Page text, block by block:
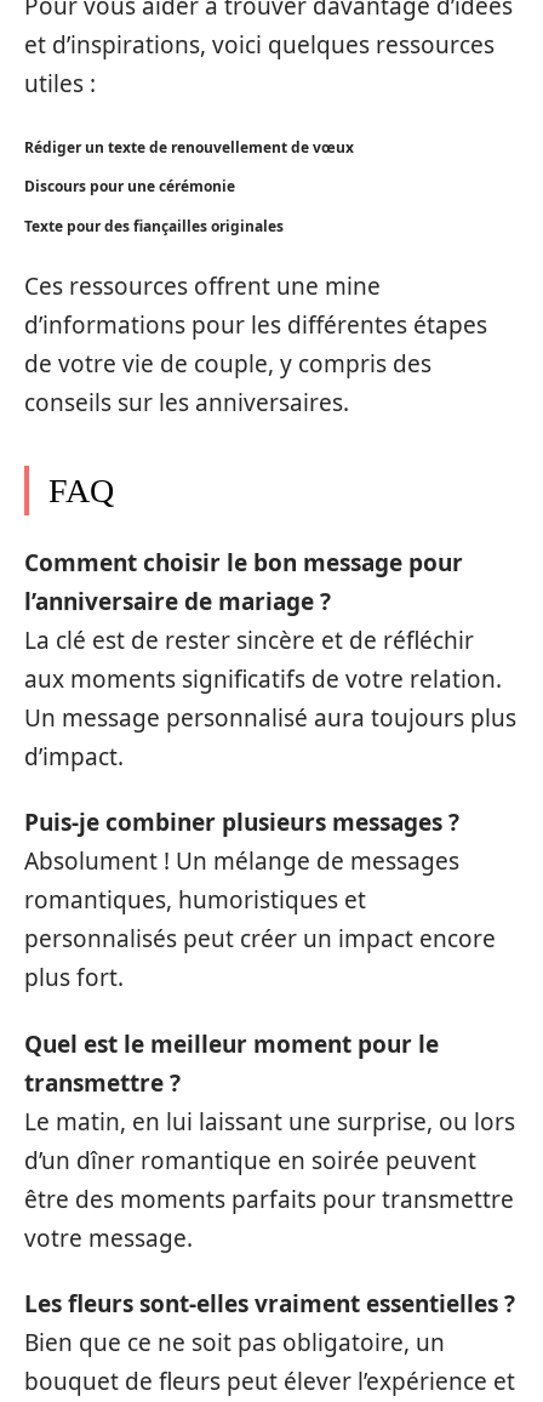
Pour vous aider à trouver davantage d’idées
et d’inspirations, voici quelques ressources
utiles :
Rédiger un texte de renouvellement de vœux
Discours pour une cérémonie
Texte pour des fiançailles originales
Ces ressources offrent une mine
d’informations pour les différentes étapes
de votre vie de couple, y compris des
conseils sur les anniversaires.
FAQ
Comment choisir le bon message pour
l’anniversaire de mariage ?
La clé est de rester sincère et de réfléchir
aux moments significatifs de votre relation.
Un message personnalisé aura toujours plus
d’impact.
Puis-je combiner plusieurs messages ?
Absolument ! Un mélange de messages
romantiques, humoristiques et
personnalisés peut créer un impact encore
plus fort.
Quel est le meilleur moment pour le
transmettre ?
Le matin, en lui laissant une surprise, ou lors
d’un dîner romantique en soirée peuvent
être des moments parfaits pour transmettre
votre message.
Les fleurs sont-elles vraiment essentielles ?
Bien que ce ne soit pas obligatoire, un
bouquet de fleurs peut élever l’expérience et